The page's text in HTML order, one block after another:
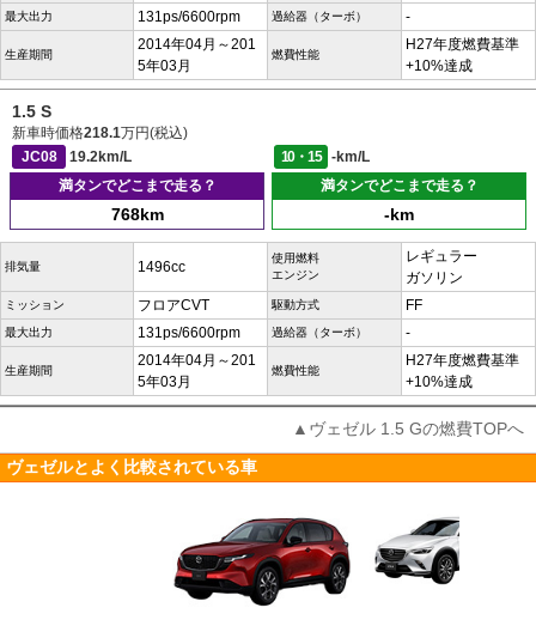
最大出力 131ps/6600rpm 過給器（ターボ） -
生産期間
2014年04月～201
5年03月
燃費性能
H27年度燃費基準
+10%達成
1.5 S
新車時価格218.1万円(税込)
JC08
19.2km/L 10・15
-km/L
満タンでどこまで走る？
768km
満タンでどこまで走る？
-km
排気量 1496cc
使用燃料
エンジン
レギュラー
ガソリン
ミッション フロアCVT 駆動方式 FF
最大出力 131ps/6600rpm 過給器（ターボ） -
生産期間
2014年04月～201
5年03月
燃費性能
H27年度燃費基準
+10%達成
▲ヴェゼル 1.5 Gの燃費TOPへ
ヴェゼルとよく比較されている車